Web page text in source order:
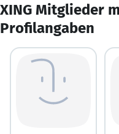
XING Mitglieder
Profilangaben